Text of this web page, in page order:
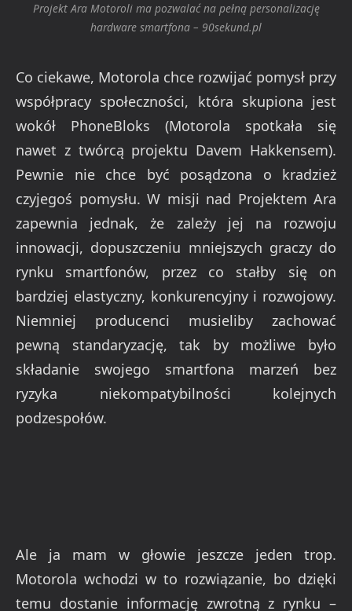
Projekt Ara Motoroli ma pozwalać na pełną personalizację
hardware smartfona – 90sekund.pl
Co ciekawe, Motorola chce rozwijać pomysł przy
współpracy społeczności, która skupiona jest
wokół PhoneBloks (Motorola spotkała się
nawet z twórcą projektu Davem Hakkensem).
Pewnie nie chce być posądzona o kradzież
czyjegoś pomysłu. W misji nad Projektem Ara
zapewnia jednak, że zależy jej na rozwoju
innowacji, dopuszczeniu mniejszych graczy do
rynku smartfonów, przez co stałby się on
bardziej elastyczny, konkurencyjny i rozwojowy.
Niemniej producenci musieliby zachować
pewną standaryzację, tak by możliwe było
składanie swojego smartfona marzeń bez
ryzyka niekompatybilności kolejnych
podzespołów.
Ale ja mam w głowie jeszcze jeden trop.
Motorola wchodzi w to rozwiązanie, bo dzięki
temu dostanie informację zwrotną z rynku –